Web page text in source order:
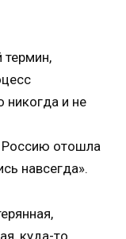
термин,
никогда и не
отошла
навсегда».
куда-то